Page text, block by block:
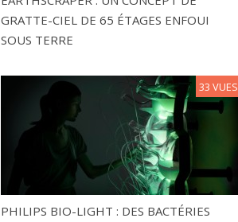
GRATTE-CIEL DE 65 ÉTAGES ENFOUI
SOUS TERRE
PHILIPS BIO-LIGHT : DES BACTÉRIES
33 VUES